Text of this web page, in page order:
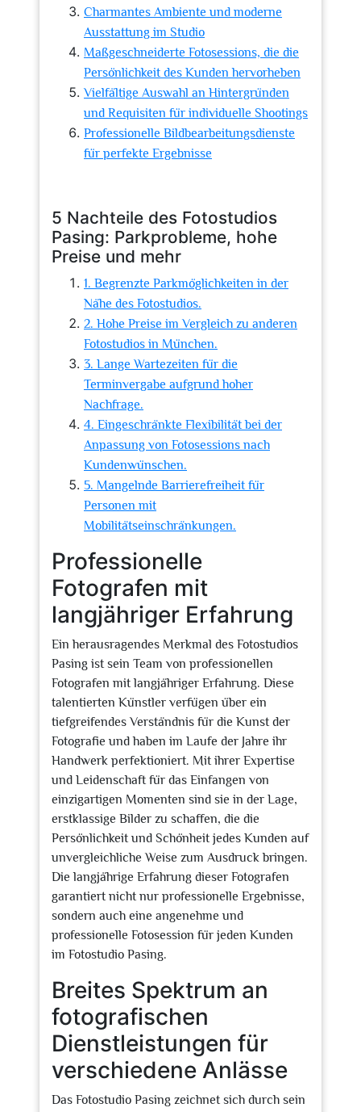
Charmantes Ambiente und moderne
Ausstattung im Studio
Maßgeschneiderte Fotosessions, die die
Persönlichkeit des Kunden hervorheben
Vielfältige Auswahl an Hintergründen
und Requisiten für individuelle Shootings
Professionelle Bildbearbeitungsdienste
für perfekte Ergebnisse
5 Nachteile des Fotostudios
Pasing: Parkprobleme, hohe
Preise und mehr
1. Begrenzte Parkmöglichkeiten in der
Nähe des Fotostudios.
2. Hohe Preise im Vergleich zu anderen
Fotostudios in München.
3. Lange Wartezeiten für die
Terminvergabe aufgrund hoher
Nachfrage.
4. Eingeschränkte Flexibilität bei der
Anpassung von Fotosessions nach
Kundenwünschen.
5. Mangelnde Barrierefreiheit für
Personen mit
Mobilitätseinschränkungen.
Professionelle
Fotografen mit
langjähriger Erfahrung
Ein herausragendes Merkmal des Fotostudios
Pasing ist sein Team von professionellen
Fotografen mit langjähriger Erfahrung. Diese
talentierten Künstler verfügen über ein
tiefgreifendes Verständnis für die Kunst der
Fotografie und haben im Laufe der Jahre ihr
Handwerk perfektioniert. Mit ihrer Expertise
und Leidenschaft für das Einfangen von
einzigartigen Momenten sind sie in der Lage,
erstklassige Bilder zu schaffen, die die
Persönlichkeit und Schönheit jedes Kunden auf
unvergleichliche Weise zum Ausdruck bringen.
Die langjährige Erfahrung dieser Fotografen
garantiert nicht nur professionelle Ergebnisse,
sondern auch eine angenehme und
professionelle Fotosession für jeden Kunden
im Fotostudio Pasing.
Breites Spektrum an
fotografischen
Dienstleistungen für
verschiedene Anlässe
Das Fotostudio Pasing zeichnet sich durch sein